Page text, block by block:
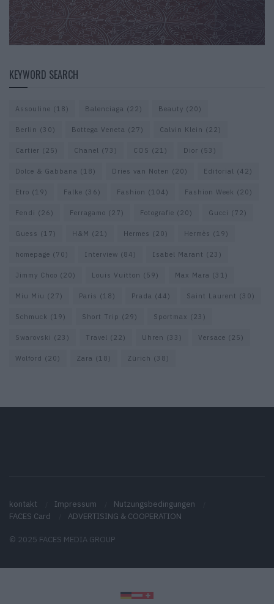
KEYWORD SEARCH
Assouline (18) Balenciaga (22) Beauty (20)
Berlin (30) Bottega Veneta (27) Calvin Klein (22)
Cartier (25) Chanel (73) COS (21) Dior (53)
Dolce & Gabbana (18) Dries van Noten (20) Editorial (42)
Etro (19) Falke (36) Fashion (104) Fashion Week (20)
Fendi (26) Ferragamo (27) Fotografie (20) Gucci (72)
Guess (17) H&M (21) Hermes (20) Hermès (19)
homepage (70) Interview (84) Isabel Marant (23)
Jimmy Choo (20) Louis Vuitton (59) Max Mara (31)
Miu Miu (27) Paris (18) Prada (44) Saint Laurent (30)
Schmuck (19) Short Trip (29) Sportmax (23)
Swarovski (23) Travel (22) Uhren (33) Versace (25)
Wolford (20) Zara (18) Zürich (38)
kontakt Impressum
Nutzungsbedingungen
FACES Card
ADVERTISING & COOPERATION
© 2025 FACES MEDIA GROUP